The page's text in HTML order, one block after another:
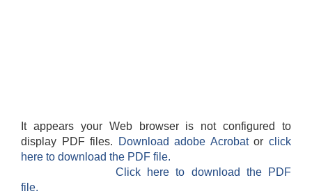
It appears your Web browser is not configured to
display PDF files.
Download adobe Acrobatorclick
here to download the PDF file.
Click here to download the PDF
file.